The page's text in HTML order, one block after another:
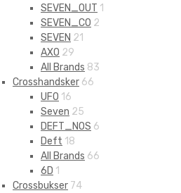
SEVEN_OUT 1
SEVEN_CO 2
SEVEN 21
AXO 29
All Brands 83
Crosshandsker 66
UFO 16
Seven 25
DEFT_NOS 6
Deft 18
All Brands 66
6D 1
Crossbukser 74